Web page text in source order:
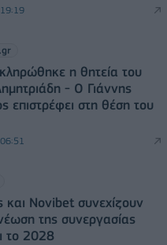
η θητεία του
- Ο Γιάννης
επιστρέφει στη θέση του
και Novibet συνεχίζουν
της συνεργασίας
το 2028